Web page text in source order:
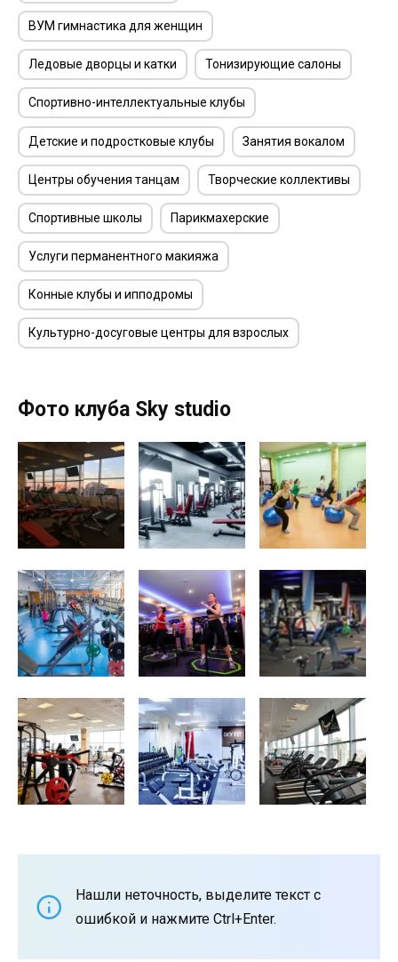
ВУМ гимнастика для женщин
Ледовые дворцы и катки Тонизирующие салоны
Спортивно-интеллектуальные клубы
Детские и подростковые клубы Занятия вокалом
Центры обучения танцам Творческие коллективы
Спортивные школы Парикмахерские
Услуги перманентного макияжа
Конные клубы и ипподромы
Культурно-досуговые центры для взрослых
Фото клуба Sky studio
Нашли неточность, выделите текст с
ошибкой и нажмите Ctrl+Enter.